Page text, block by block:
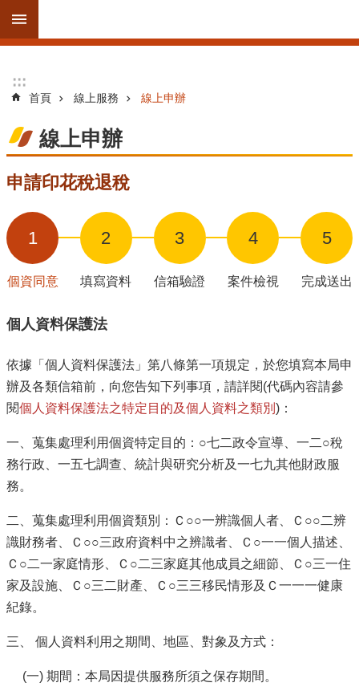
跳到主要內容區塊
階
搜
訊
息
告
線
服
意
見
交
便
民
務
租
稅
導
專
分
:::
:::
首頁 線上服務 線上申辦
線上申辦
申請印花稅退稅
1
個資同意
2
填寫資料
3
信箱驗證
4
案件檢視
5
完成送出
個人資料保護法
依據「個人資料保護法」第八條第一項規定，於您填寫本局申
辦及各類信箱前，向您告知下列事項，請詳閱(代碼內容請參
閱個人資料保護法之特定目的及個人資料之類別 )：
一、蒐集處理利用個資特定目的：○七二政令宣導、一二○稅
務行政、一五七調查、統計與研究分析及一七九其他財政服
務。
二、蒐集處理利用個資類別：Ｃ○○一辨識個人者、Ｃ○○二辨
識財務者、Ｃ○○三政府資料中之辨識者、Ｃ○一一個人描述、
Ｃ○二一家庭情形、Ｃ○二三家庭其他成員之細節、Ｃ○三一住
家及設施、Ｃ○三二財產、Ｃ○三三移民情形及Ｃ一一一健康
紀錄。
三、 個人資料利用之期間、地區、對象及方式：
(一) 期間：本局因提供服務所須之保存期間。